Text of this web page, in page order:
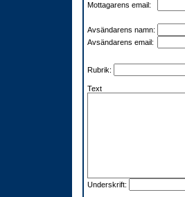
Mottagarens email:
Avsändarens namn:
Avsändarens email:
Rubrik:
Text
Underskrift: